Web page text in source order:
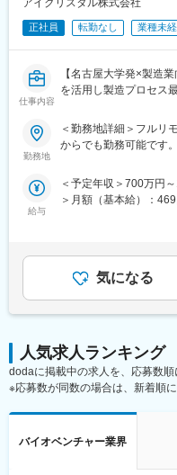
正社員 転勤なし 業種未
仕事内容
【名古屋大学発×製造
を活用し製造プロセス
■業務内容
機械学習や統計学、数
て頂きます。企業や研
く、新規性のあるもの
づくりを根本から改善
・製造業ドメイン知識
習、統計的手法や数理
研究要素・新規性のあ
■中途入社者からの声
「前職の経験を活かし
もフラットに議論でき
ながらスピード成長」
ます！
勤務地
＜勤務地詳細＞フルリ
からでも勤務可能です
給与
＜予定年収＞700万円
＞月額（基本給）：
給与改定：年2回（１
はあくまでも目安の金
あります。月給(月額)
気になる
人気求人ランキング
dodaに掲載中の求人を、応募数順
※応募数が同数の場合は、新着順に
バイオベンチャー業界